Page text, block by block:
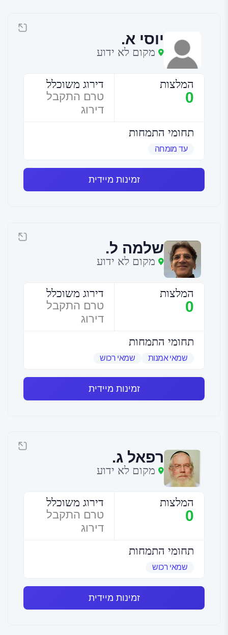
יוסי א.
מקום לא ידוע
המלצות
0
דירוג משוכלל
טרם התקבל
דירוג
תחומי התמחות
עד מומחה
זמינות מיידית
שלמה ל.
מקום לא ידוע
המלצות
0
דירוג משוכלל
טרם התקבל
דירוג
תחומי התמחות
שמאי אמנות שמאי רכוש
זמינות מיידית
רפאל ג.
מקום לא ידוע
המלצות
0
דירוג משוכלל
טרם התקבל
דירוג
תחומי התמחות
שמאי רכוש
זמינות מיידית